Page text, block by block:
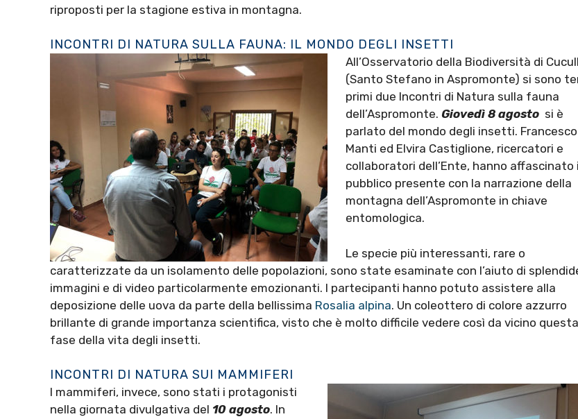
riproposti per la stagione estiva in montagna.
INCONTRI DI NATURA SULLA FAUNA: IL MONDO DEGLI INSETTI
All’Osservatorio della Biodiversità di
(Santo Stefano in Aspromonte) si sono
primi due Incontri di Natura sulla fauna
dell’Aspromonte. Giovedì 8 agostosi è
parlato del mondo degli insetti. Francesco
Manti ed Elvira Castiglione, ricercatori e
collaboratori dell’Ente, hanno affascinato
pubblico presente con la narrazione della
montagna dell’Aspromonte in chiave
entomologica.
Le specie più interessanti, rare o
caratterizzate da un isolamento delle popolazioni, sono state esaminate con l’aiuto di
immagini e di video particolarmente emozionanti. I partecipanti hanno potuto assistere alla
deposizione delle uova da parte della bellissima Rosalia alpina. Un coleottero di colore azzurro
brillante di grande importanza scientifica, visto che è molto difficile vedere così da vicino questa
fase della vita degli insetti.
INCONTRI DI NATURA SUI MAMMIFERI
I mammiferi, invece, sono stati i protagonisti
nella giornata divulgativa del 10 agosto. In